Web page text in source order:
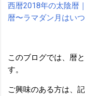
西暦2018年の太陰暦
暦〜ラマダン月はいつ
このブログでは、暦
す。
ご興味のある方は、